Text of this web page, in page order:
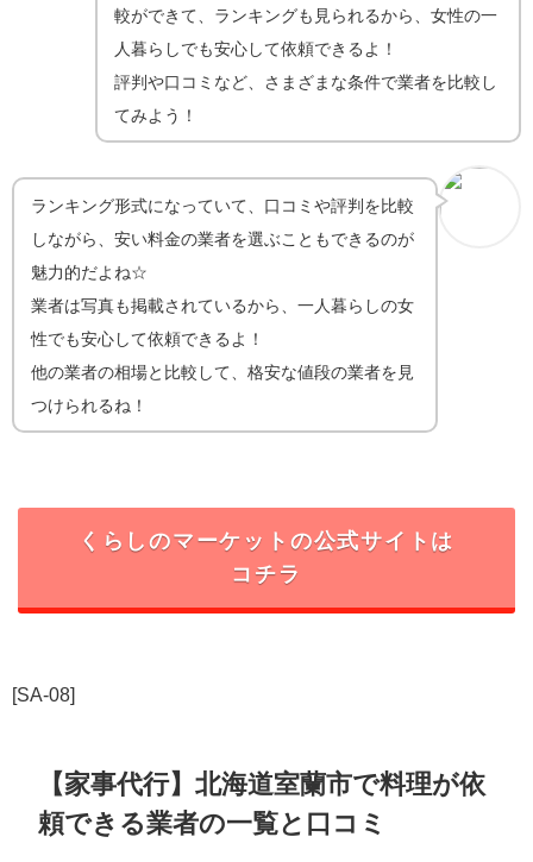
較ができて、ランキングも見られるから、女性の一
人暮らしでも安心して依頼できるよ！
評判や口コミなど、さまざまな条件で業者を比較し
てみよう！
ランキング形式になっていて、口コミや評判を比較
しながら、安い料金の業者を選ぶこともできるのが
魅力的だよね☆
業者は写真も掲載されているから、一人暮らしの女
性でも安心して依頼できるよ！
他の業者の相場と比較して、格安な値段の業者を見
つけられるね！
くらしのマーケットの公式サイトは
コチラ
[SA-08]
【家事代行】北海道室蘭市で料理が依
頼できる業者の一覧と口コミ